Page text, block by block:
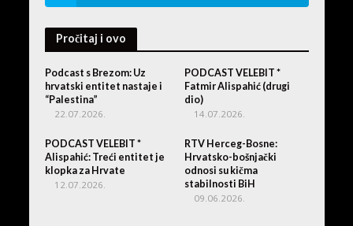
Pročitaj i ovo
Podcast s Brezom: Uz
hrvatski entitet nastaje i
“Palestina”
22.07.2026.
PODCAST VELEBIT *
Fatmir Alispahić (drugi
dio)
14.07.2026.
PODCAST VELEBIT *
Alispahić: Treći entitet je
klopka za Hrvate
12.07.2026.
RTV Herceg-Bosne:
Hrvatsko-bošnjački
odnosi su kičma
stabilnosti BiH
09.06.2026.